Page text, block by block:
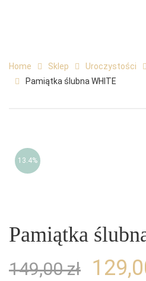
Home Sklep Uroczystości
Pamiątka ślubna WHITE
13.4%
Pamiątka
149,00zł